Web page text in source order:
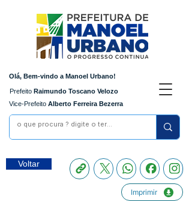
Olá, Bem-vindo a Manoel Urbano!
Prefeito Raimundo Toscano Velozo
Vice-Prefeito Alberto Ferreira Bezerra
Voltar
Imprimir